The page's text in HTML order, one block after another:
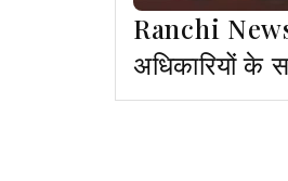
Ranchi News : CID व
अधिकारियों के
अनुसंधान तेज